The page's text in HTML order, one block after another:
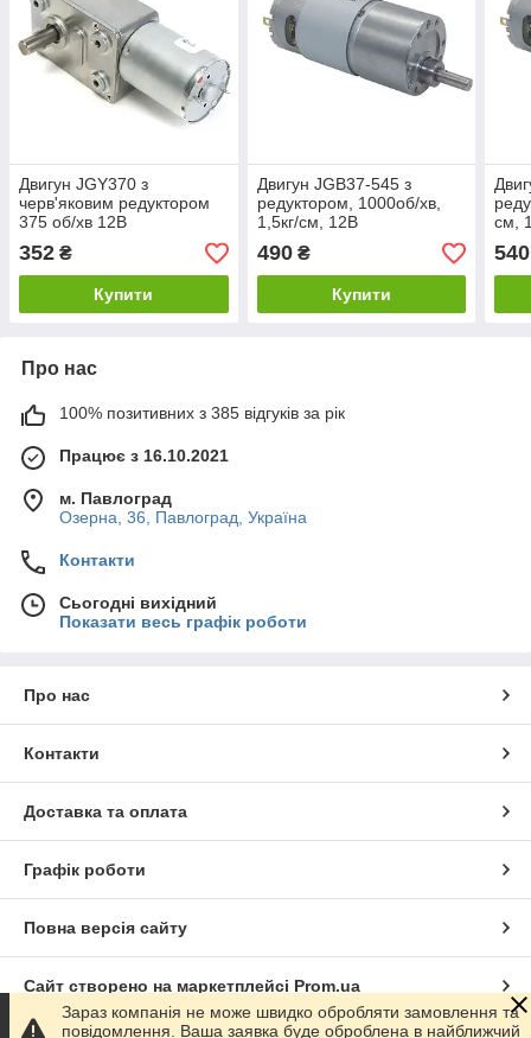
Двигун JGY370 з
черв'яковим редуктором
375 об/хв 12В
352 ₴
Купити
Двигун JGВ37-545 з
редуктором, 1000об/хв,
1,5кг/см, 12В
490₴
Купити
см,
540
Про нас
100% позитивних з 385 відгуків за рік
Працює з 16.10.2021
м. Павлоград
Озерна, 36, Павлоград, Україна
Контакти
Сьогодні вихідний
Показати весь графік роботи
Про нас
Контакти
Доставка та оплата
Графік роботи
Повна версія сайту
Сайт створено на маркетплейсі Prom.ua
Зараз компанія не може швидко обробляти замовлення та
повідомлення. Ваша заявка буде оброблена в найближчий